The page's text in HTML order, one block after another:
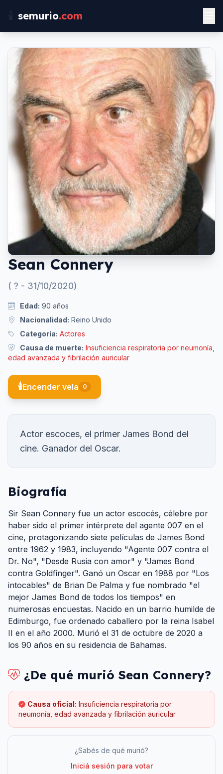
semurio.com
Sean Connery
( ? - 31/10/2020)
Edad: 90 años
Nacionalidad: Reino Unido
Categoría: Actores
Causa de muerte: Insuficiencia respiratoria por neumonía,
edad avanzada y fibrilación auricular
🕯️Encender vela 0
Actor escoces, el primer James Bond del
cine. Ganador del Oscar.
Biografía
Sir Sean Connery fue un actor escocés, célebre por
haber sido el primer intérprete del agente 007 en el
cine, protagonizando siete películas de James Bond
entre 1962 y 1983, incluyendo "Agente 007 contra el
Dr. No", "Desde Rusia con amor" y "James Bond
contra Goldfinger". Ganó un Oscar en 1988 por "Los
intocables" de Brian De Palma y fue nombrado "el
mejor James Bond de todos los tiempos" en
numerosas encuestas. Nacido en un barrio humilde de
Edimburgo, fue ordenado caballero por la reina Isabel
II en el año 2000. Murió el 31 de octubre de 2020 a
los 90 años en su residencia de Bahamas.
¿De qué murió Sean Connery?
Causa oficial: Insuficiencia respiratoria por
neumonía, edad avanzada y fibrilación auricular
¿Sabés de qué murió?
Iniciá sesión para votar